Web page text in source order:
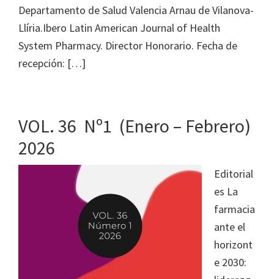
Departamento de Salud Valencia Arnau de Vilanova-
Llíria.Ibero Latin American Journal of Health
System Pharmacy. Director Honorario. Fecha de
recepción: […]
VOL. 36 Nº1 (Enero – Febrero)
2026
Editorial
es La
farmacia
ante el
horizont
e 2030: